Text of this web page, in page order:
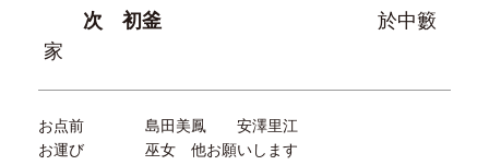
次 初釜 於中籔
家
お点前 島田美鳳 安澤里江
お運び 巫女 他お願いします